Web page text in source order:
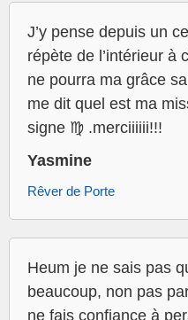
J’y pense depuis un
répète de l’intérieur à
ne pourra ma grâce
me dit quel est ma
signe ♍️ .merciiiiii!!!
Yasmine
Rêver de Porte
Heum je ne sais pas
beaucoup, non pas
ne fais confiance à